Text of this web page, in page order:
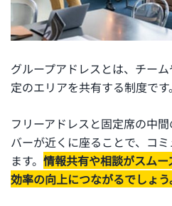
グループアドレスとは、チー
定のエリアを共有する制度です。
フリーアドレスと固定席の中
バーが近くに座ることで、コ
ます。 情報共有や相談がスム
効率の向上につながるでしょう